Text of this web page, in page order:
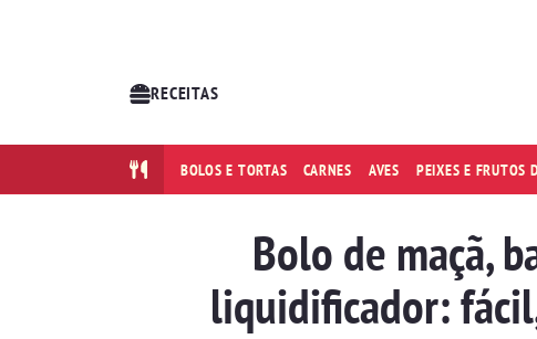
RECEITAS
BOLOS E TORTAS CARNES AVES PEIXES E FRUTOS
Bolo de maçã,
liquidificador: